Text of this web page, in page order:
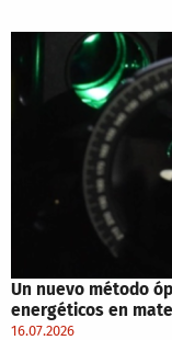
Un nuevo método
energéticos en
16.07.2026